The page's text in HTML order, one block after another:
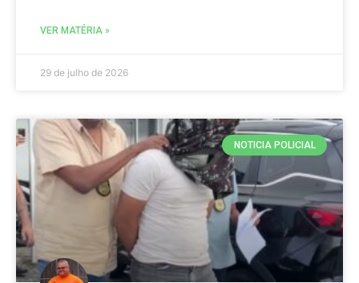
VER MATÉRIA »
29 de julho de 2026
NOTICIA POLICIAL